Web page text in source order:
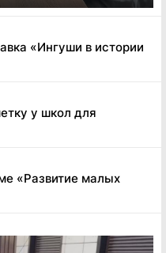
«Ингуши в истории
у школ для
«Развитие малых